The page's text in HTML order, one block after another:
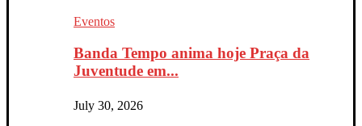
Eventos
Banda Tempo anima hoje Praça da
Juventude em...
July 30, 2026